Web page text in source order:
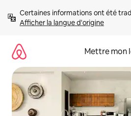
directement
Afficher la langue d'origine
Mettre mon